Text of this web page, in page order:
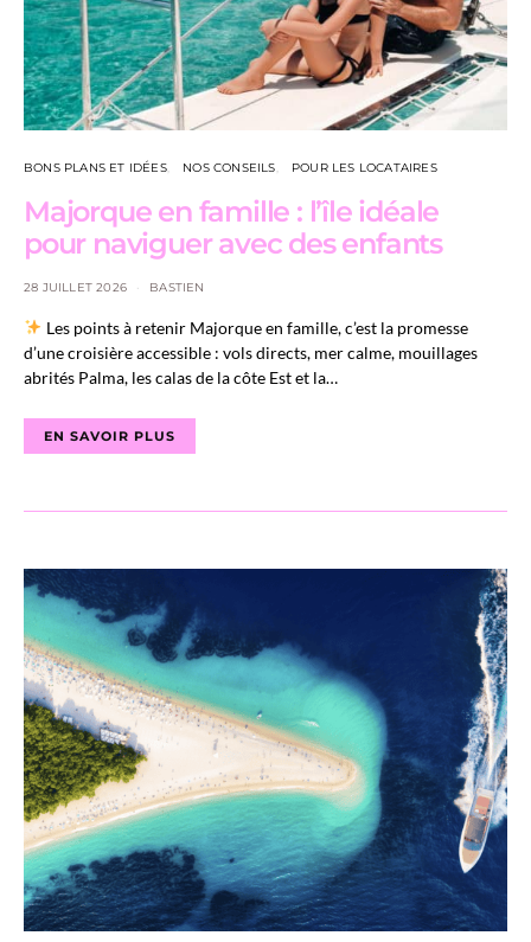
BONS PLANS ET IDÉES NOS CONSEILS POUR LES LOCATAIRES
Majorque en famille : l’île idéale
pour naviguer avec des enfants
28 JUILLET 2026 BASTIEN
Les points à retenir Majorque en famille, c’est la promesse
d’une croisière accessible : vols directs, mer calme, mouillages
abrités Palma, les calas de la côte Est et la…
EN SAVOIR PLUS